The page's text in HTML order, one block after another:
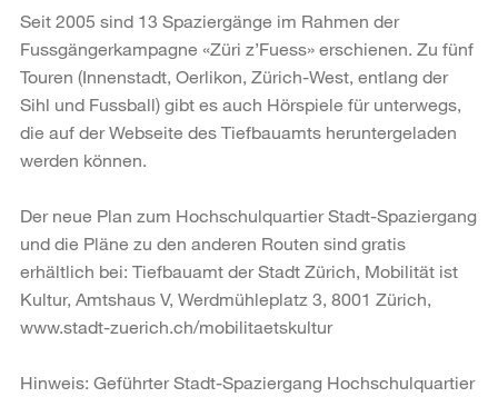
Seit 2005 sind 13 Spaziergänge im Rahmen der
Fussgängerkampagne «Züri z’Fuess» erschienen. Zu fünf
Touren (Innenstadt, Oerlikon, Zürich-West, entlang der
Sihl und Fussball) gibt es auch Hörspiele für unterwegs,
die auf der Webseite des Tiefbauamts heruntergeladen
werden können.
Der neue Plan zum Hochschulquartier Stadt-Spaziergang
und die Pläne zu den anderen Routen sind gratis
erhältlich bei: Tiefbauamt der Stadt Zürich, Mobilität ist
Kultur, Amtshaus V, Werdmühleplatz 3, 8001 Zürich,
www.stadt-zuerich.ch/mobilitaetskultur
Hinweis: Geführter Stadt-Spaziergang Hochschulquartier